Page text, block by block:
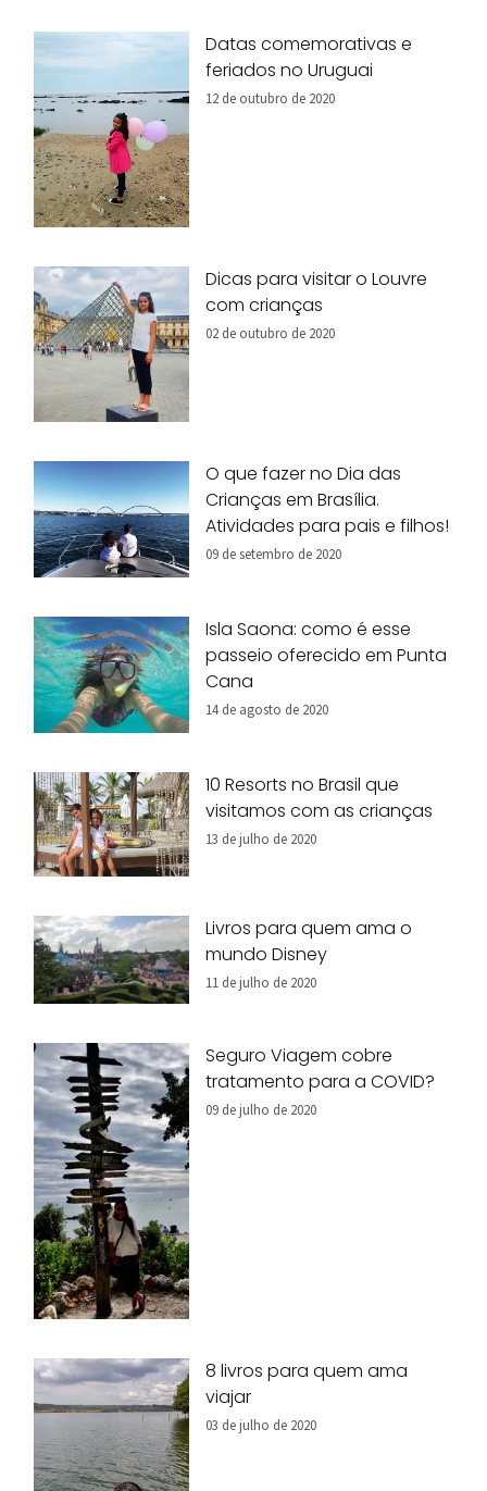
Datas comemorativas e
feriados no Uruguai
12 de outubro de 2020
Dicas para visitar o Louvre
com crianças
02 de outubro de 2020
O que fazer no Dia das
Crianças em Brasília.
Atividades para pais e filhos!
09 de setembro de 2020
Isla Saona: como é esse
passeio oferecido em Punta
Cana
14 de agosto de 2020
10 Resorts no Brasil que
visitamos com as crianças
13 de julho de 2020
Livros para quem ama o
mundo Disney
11 de julho de 2020
Seguro Viagem cobre
tratamento para a COVID?
09 de julho de 2020
8 livros para quem ama
viajar
03 de julho de 2020